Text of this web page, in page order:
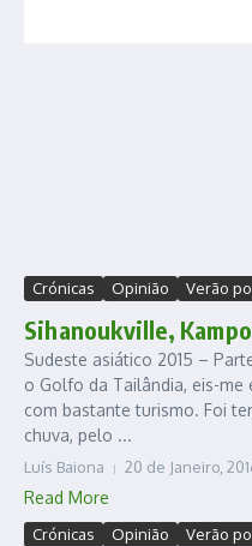
Crónicas Opinião Verão
Sihanoukville,
Sudeste asiático 2015 –
o Golfo da Tailândia, eis-me
com bastante turismo. Foi
chuva, pelo ...
Luís Baiona 20 de Janeiro,
Read More
Crónicas Opinião Verão